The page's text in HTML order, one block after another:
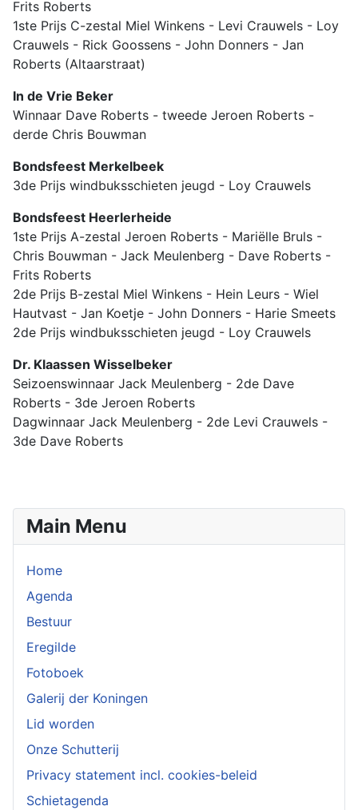
Main Menu
Home
Agenda
Bestuur
Eregilde
Fotoboek
Galerij der Koningen
Lid worden
Onze Schutterij
Privacy statement incl. cookies-beleid
Schietagenda
Frits Roberts
1ste Prijs C-zestal Miel Winkens - Levi Crauwels - Loy
Crauwels - Rick Goossens - John Donners - Jan
Roberts (Altaarstraat)
In de Vrie Beker
Winnaar Dave Roberts - tweede Jeroen Roberts -
derde Chris Bouwman
Bondsfeest Merkelbeek
3de Prijs windbuksschieten jeugd - Loy Crauwels
Bondsfeest Heerlerheide
1ste Prijs A-zestal Jeroen Roberts - Mariëlle Bruls -
Chris Bouwman - Jack Meulenberg - Dave Roberts -
Frits Roberts
2de Prijs B-zestal Miel Winkens - Hein Leurs - Wiel
Hautvast - Jan Koetje - John Donners - Harie Smeets
2de Prijs windbuksschieten jeugd - Loy Crauwels
Dr. Klaassen Wisselbeker
Seizoenswinnaar Jack Meulenberg - 2de Dave
Roberts - 3de Jeroen Roberts
Dagwinnaar Jack Meulenberg - 2de Levi Crauwels -
3de Dave Roberts